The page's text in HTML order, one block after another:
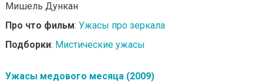
Мишель Дункан
Про что фильм: Ужасы про зеркала
Подборки: Мистические ужасы
Ужасы медового месяца (2009)